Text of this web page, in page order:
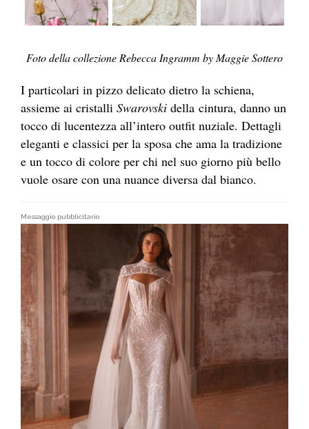
Foto della collezione Rebecca Ingramm by Maggie Sottero
I particolari in pizzo delicato dietro la schiena,
assieme ai cristalli Swarovski della cintura, danno un
tocco di lucentezza all’intero outfit nuziale. Dettagli
eleganti e classici per la sposa che ama la tradizione
e un tocco di colore per chi nel suo giorno più bello
vuole osare con una nuance diversa dal bianco.
Messaggio pubblicitario